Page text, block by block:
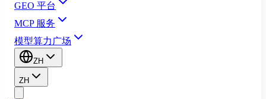
GEO 平台
MCP 服务
模型算力广场
ZH
ZH